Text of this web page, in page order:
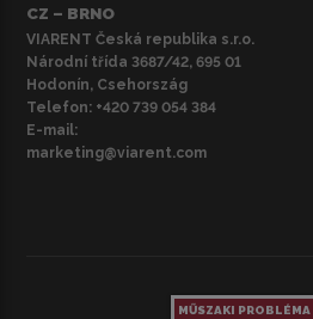
CZ – BRNO
VIARENT Česká republika s.r.o.
Národní třída 3687/42, 695 01
Hodonín, Csehország
Telefon: +420 739 054 384
E-mail:
marketing@viarent.com
MŰSZAKI PROBLÉMA